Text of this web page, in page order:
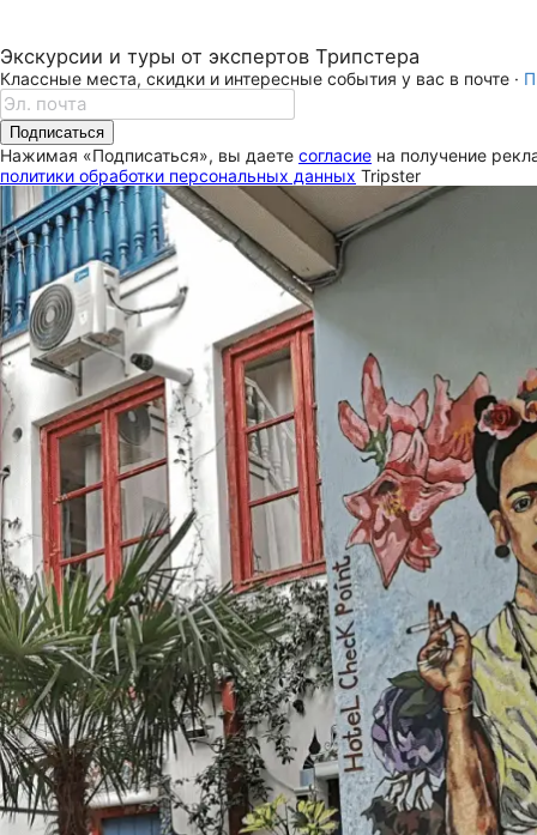
Экскурсии и туры от экспертов Трипстера
Классные места, скидки и интересные события у вас в почте ·
Подписаться
Нажимая «Подписаться», вы даете согласие на получение
политики обработки персональных данных Tripster